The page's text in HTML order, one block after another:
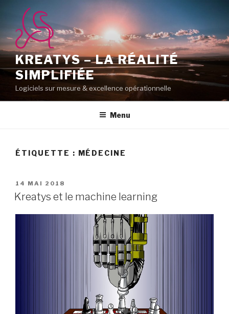
contenu
principal
KREATYS – LA RÉALITÉ
SIMPLIFIÉE
Logiciels sur mesure & excellence opérationnelle
Menu
ÉTIQUETTE : MÉDECINE
PUBLIÉ
LE
14 MAI 2018
Kreatys et le machine learning